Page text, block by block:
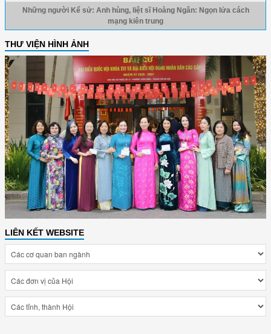
Những người Kể sử: Anh hùng, liệt sĩ Hoàng Ngân: Ngọn lửa cách
mạng kiên trung
THƯ VIỆN HÌNH ẢNH
LIÊN KẾT WEBSITE